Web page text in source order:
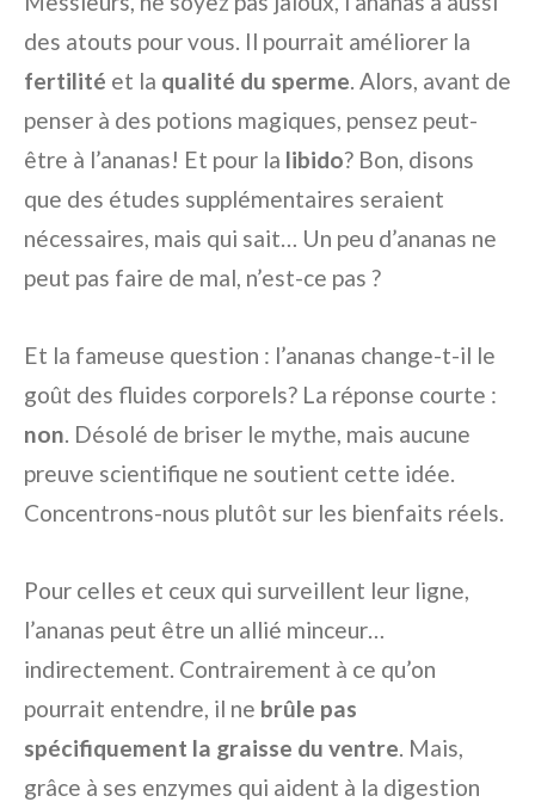
des atouts pour vous. Il pourrait améliorer la
fertilité et la qualité du sperme. Alors, avant de
penser à des potions magiques, pensez peut-
être à l’ananas! Et pour la libido? Bon, disons
que des études supplémentaires seraient
nécessaires, mais qui sait… Un peu d’ananas ne
peut pas faire de mal, n’est-ce pas ?
Et la fameuse question : l’ananas change-t-il le
goût des fluides corporels? La réponse courte :
non. Désolé de briser le mythe, mais aucune
preuve scientifique ne soutient cette idée.
Concentrons-nous plutôt sur les bienfaits réels.
Pour celles et ceux qui surveillent leur ligne,
l’ananas peut être un allié minceur…
indirectement. Contrairement à ce qu’on
pourrait entendre, il ne brûle pas
spécifiquement la graisse du ventre. Mais,
grâce à ses enzymes qui aident à la digestion